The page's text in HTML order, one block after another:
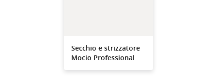
Secchio e strizzatore
Mocio Professional